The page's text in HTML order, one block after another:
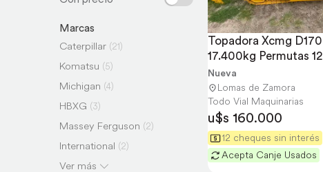
Marcas
Caterpillar (21)
Komatsu (5)
Michigan (4)
HBXG (3)
Massey Ferguson (2)
International (2)
New Holland
Ver más
Topadora Xcmg D170
17.400kg Permutas 12
Cheques Todo Vial
Nueva
Lomas de Zamora
Todo Vial Maquinarias
u$s 160.000
12 cheques sin interés
Acepta Canje Usados